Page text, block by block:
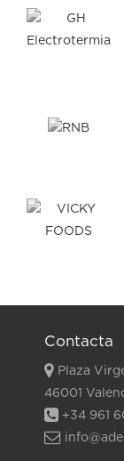
Contacta
Plaza
46001
+34 961